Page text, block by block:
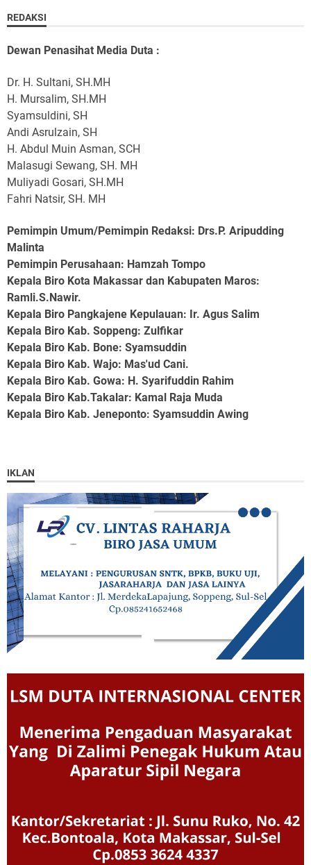
REDAKSI
Dewan Penasihat Media Duta :
Dr. H. Sultani, SH.MH
H. Mursalim, SH.MH
Syamsuldini, SH
Andi Asrulzain, SH
H. Abdul Muin Asman, SCH
Malasugi Sewang, SH. MH
Muliyadi Gosari, SH.MH
Fahri Natsir, SH. MH
Pemimpin Umum/Pemimpin Redaksi: Drs.P. Aripudding
Malinta
Pemimpin Perusahaan: Hamzah Tompo
Kepala Biro Kota Makassar dan Kabupaten Maros:
Ramli.S.Nawir.
Kepala Biro Pangkajene Kepulauan: Ir. Agus Salim
Kepala Biro Kab. Soppeng: Zulfikar
Kepala Biro Kab. Bone: Syamsuddin
Kepala Biro Kab. Wajo: Mas'ud Cani.
Kepala Biro Kab. Gowa: H. Syarifuddin Rahim
Kepala Biro Kab.Takalar: Kamal Raja Muda
Kepala Biro Kab. Jeneponto: Syamsuddin Awing
IKLAN